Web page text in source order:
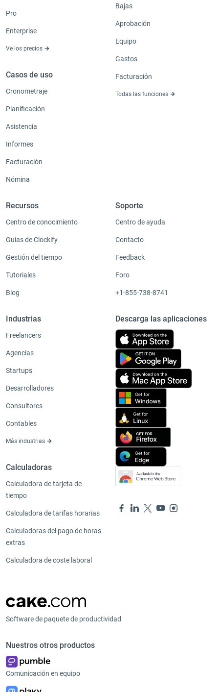
Pro
Enterprise
Ve los precios
Casos de uso
Cronometraje
Planificación
Asistencia
Informes
Facturación
Nómina
Bajas
Aprobación
Equipo
Gastos
Facturación
Todas las funciones
Recursos
Centro de conocimiento
Guías de Clockify
Gestión del tiempo
Tutoriales
Blog
Industrias
Freelancers
Agencias
Startups
Desarrolladores
Consultores
Contables
Más industrias
Calculadoras
Calculadora de tarjeta de
tiempo
Calculadora de tarifas horarias
Calculadoras del pago de horas
extras
Calculadora de coste laboral
Soporte
Centro de ayuda
Contacto
Feedback
Foro
+1-855-738-8741
Descarga las aplicaciones
Software de paquete de productividad
Nuestros otros productos
Comunicación en equipo